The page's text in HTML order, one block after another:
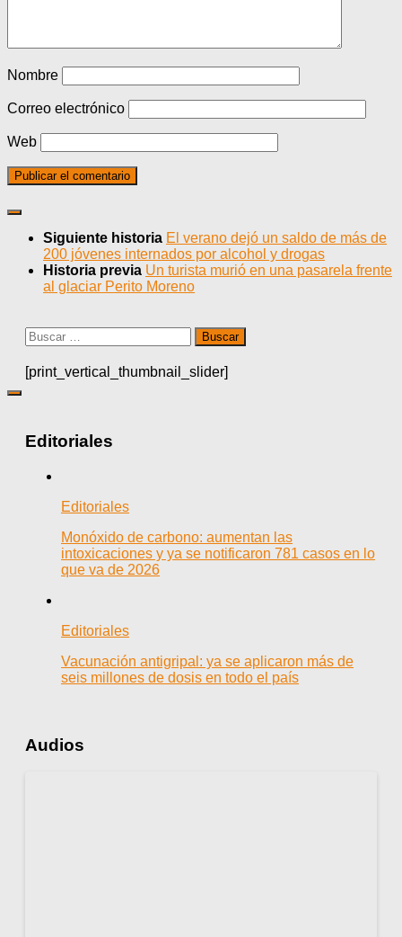
Nombre
Correo electrónico
Web
Siguiente historia El verano dejó un saldo de más de
200 jóvenes internados por alcohol y drogas
Historia previa Un turista murió en una pasarela frente
al glaciar Perito Moreno
Buscar:
[print_vertical_thumbnail_slider]
Editoriales
Editoriales
Monóxido de carbono: aumentan las
intoxicaciones y ya se notificaron 781 casos en lo
que va de 2026
Editoriales
Vacunación antigripal: ya se aplicaron más de
seis millones de dosis en todo el país
Audios